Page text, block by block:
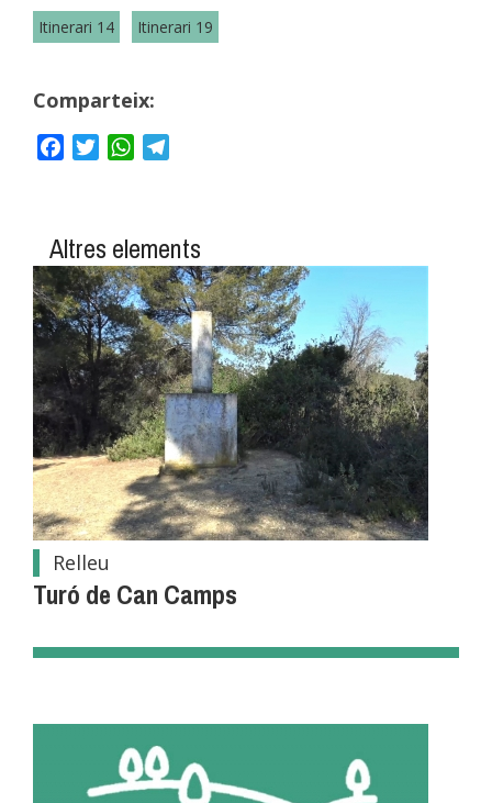
Itinerari 14 Itinerari 19
Comparteix:
FacebookTwitterWhatsApp
Altres elements
Relleu
Turó de Can Camps